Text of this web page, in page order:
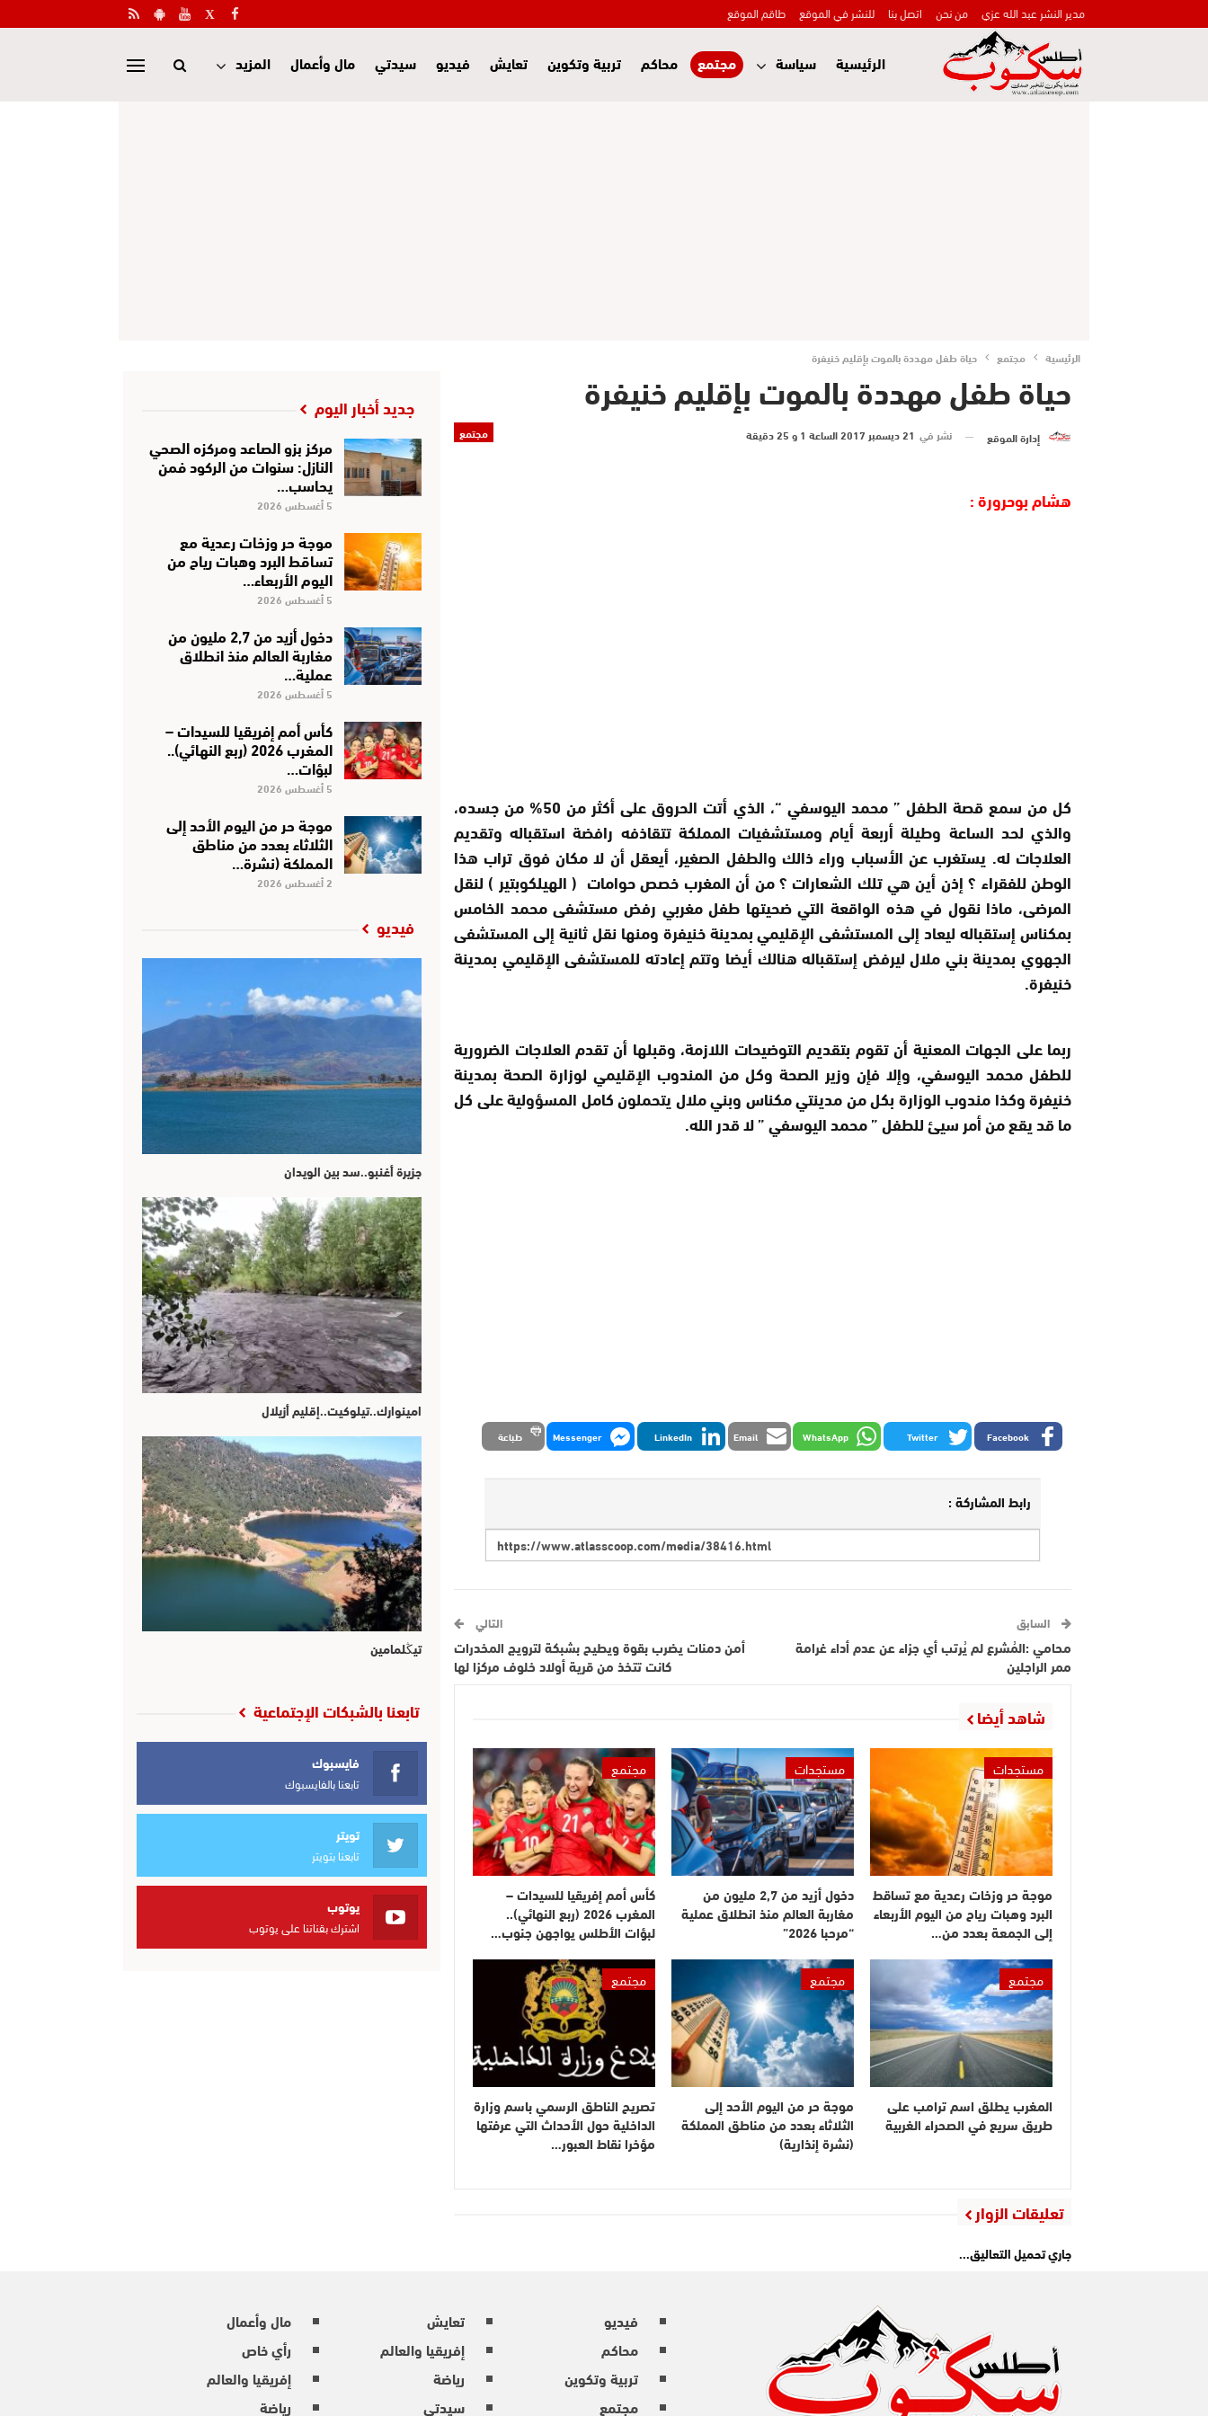
مدير النشر عبد الله عزي من نحن اتصل بنا للنشر في الموقع طاقم الموقع
الرئيسية سياسة مجتمع محاكم تربية وتكوين تعايش فيديو سيدتي مال وأعمال المزيد
الرئيسية مجتمع حياة طفل مهددة بالموت بإقليم خنيفرة
حياة طفل مهددة بالموت بإقليم خنيفرة
مجتمع إدارة الموقع نشر في 21 ديسمبر 2017 الساعة 1 و 25 دقيقة
هشام بوحرورة :
كل من سمع قصة الطفل ” محمد اليوسفي “، الذي أتت الحروق على أكثر من 50% من جسده،
والذي لحد الساعة وطيلة أربعة أيام ومستشفيات المملكة تتقاذفه رافضة استقباله وتقديم
العلاجات له. يستغرب عن الأسباب وراء ذالك والطفل الصغير، أيعقل أن لا مكان فوق تراب هذا
الوطن للفقراء ؟ إذن أين هي تلك الشعارات ؟ من أن المغرب خصص حوامات ( الهيلكوبتير ) لنقل
المرضى، ماذا نقول في هذه الواقعة التي ضحيتها طفل مغربي رفض مستشفى محمد الخامس
بمكناس إستقباله ليعاد إلى المستشفى الإقليمي بمدينة خنيفرة ومنها نقل ثانية إلى المستشفى
الجهوي بمدينة بني ملال ليرفض إستقباله هنالك أيضا وتتم إعادته للمستشفى الإقليمي بمدينة
خنيفرة.
ربما على الجهات المعنية أن تقوم بتقديم التوضيحات اللازمة، وقبلها أن تقدم العلاجات الضرورية
للطفل محمد اليوسفي، وإلا فإن وزير الصحة وكل من المندوب الإقليمي لوزارة الصحة بمدينة
خنيفرة وكذا مندوب الوزارة بكل من مدينتي مكناس وبني ملال يتحملون كامل المسؤولية على كل
ما قد يقع من أمر سيئ للطفل ” محمد اليوسفي ” لا قدر الله.
Facebook
Twitter
WhatsApp
Email
LinkedIn
Messenger طباعة
رابط المشاركة :
السابق
محامي :المُشرع لم يُرتب أي جزاء عن عدم أداء غرامة
ممر الراجلين
التالي
أمن دمنات يضرب بقوة ويطيح بشبكة لترويج المخدرات
كانت تتخذ من قرية أولاد خلوف مركزا لها
شاهد أيضا
مستجدات
موجة حر وزخات رعدية مع تساقط
البرد وهبات رياح من اليوم الأربعاء
إلى الجمعة بعدد من…
مستجدات
دخول أزيد من 2,7 مليون من
مغاربة العالم منذ انطلاق عملية
“مرحبا 2026”
مجتمع
كأس أمم إفريقيا للسيدات –
المغرب 2026 (ربع النهائي)..
لبؤات الأطلس يواجهن جنوب…
مجتمع
المغرب يطلق اسم ترامب على
طريق سريع في الصحراء الغربية
مجتمع
موجة حر من اليوم الأحد إلى
الثلاثاء بعدد من مناطق المملكة
(نشرة إنذارية)
مجتمع
تصريح الناطق الرسمي باسم وزارة
الداخلية حول الأحداث التي عرفتها
مؤخرا نقاط العبور…
تعليقات الزوار
جاري تحميل التعاليق...
جديد أخبار اليوم
مركز بزو الصاعد ومركزه الصحي
النازل: سنوات من الركود فمن
يحاسب…
5 أغسطس 2026
موجة حر وزخات رعدية مع
تساقط البرد وهبات رياح من
اليوم الأربعاء…
5 أغسطس 2026
دخول أزيد من 2,7 مليون من
مغاربة العالم منذ انطلاق
عملية…
5 أغسطس 2026
كأس أمم إفريقيا للسيدات –
المغرب 2026 (ربع النهائي)..
لبؤات…
5 أغسطس 2026
موجة حر من اليوم الأحد إلى
الثلاثاء بعدد من مناطق
المملكة (نشرة…
2 أغسطس 2026
فيديو
جزيرة أغنبو..سد بين الويدان
امينوارك..تيلوكيت..إقليم أزيلال
تيڭلمامين
تابعنا بالشبكات الإجتماعية
فايسبوك
تابعنا بالفايسبوك
تويتر
تابعنا بتويتر
يوتوب
اشترك بقناتنا على يوتوب
فيديو
محاكم
تربية وتكوين
مجتمع
تعايش
إفريقيا والعالم
رياضة
سيدتي
مال وأعمال
رأي خاص
إفريقيا والعالم
رياضة